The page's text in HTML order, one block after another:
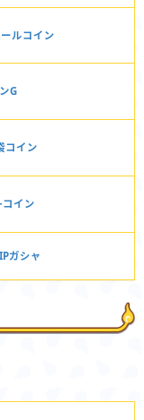
ルコイン
G
コイン
イン
ガシャ